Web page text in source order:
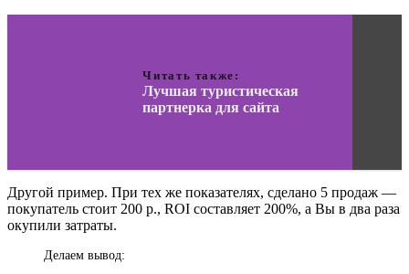
Читать также:
Лучшая туристическая
партнерка для сайта
Другой пример. При тех же показателях, сделано 5 продаж —
покупатель стоит 200 р., ROI составляет 200%, а Вы в два раза
окупили затраты.
Делаем вывод: